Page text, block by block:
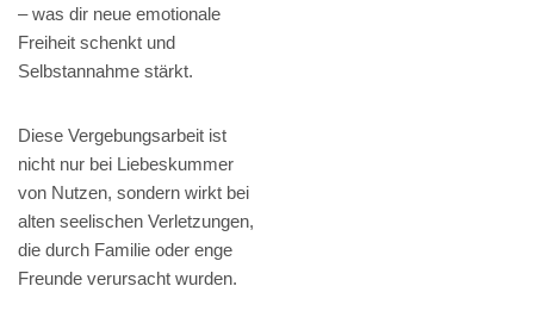
– was dir neue emotionale
Freiheit schenkt und
Selbstannahme stärkt.
Diese Vergebungsarbeit ist
nicht nur bei Liebeskummer
von Nutzen, sondern wirkt bei
alten seelischen Verletzungen,
die durch Familie oder enge
Freunde verursacht wurden.